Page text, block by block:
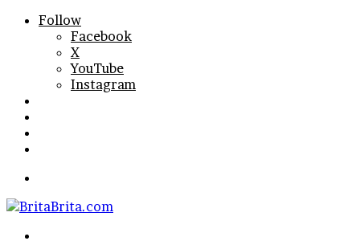
Follow
Facebook
X
YouTube
Instagram